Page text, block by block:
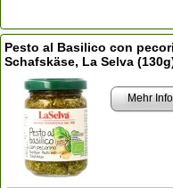
Pesto al Basilico con
Schafskäse, La Selva
Mehr Info